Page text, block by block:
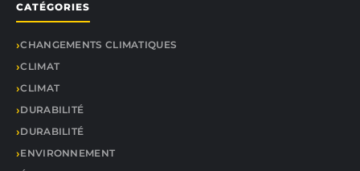
CATÉGORIES
CHANGEMENTS CLIMATIQUES
CLIMAT
CLIMAT
DURABILITÉ
DURABILITÉ
ENVIRONNEMENT